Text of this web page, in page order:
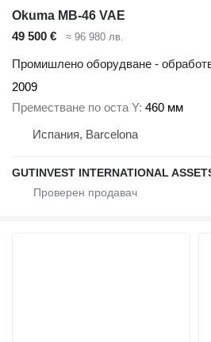
Okuma MB-46 VAE
49 500 €
≈ 96 980 лв.
Промишлено оборудване -
2009
Преместване по оста Y 460 мм
Испания, Barcelona
GUTINVEST INTERNATIONAL